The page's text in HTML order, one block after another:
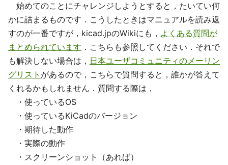
始めてのことにチャレンジしようとすると，たいてい何
かに詰まるものです．こうしたときはマニュアルを読み返
すのが一番ですが，kicad.jpのWikiにも， よくある質問が
まとめられています ．こちらも参照してください．それで
も解決しない場合は， 日本ユーザコミュニティのメーリン
グリスト があるので，こちらで質問すると，誰かが答えて
くれるかもしれません．質問する際は，
・使っているOS
・使っているKiCadのバージョン
・期待した動作
・実際の動作
・スクリーンショット（あれば）